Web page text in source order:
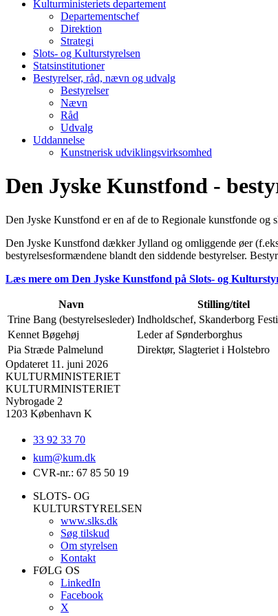
Kulturministeriets departement
Departementschef
Direktion
Strategi
Slots- og Kulturstyrelsen
Statsinstitutioner
Bestyrelser, råd, nævn og udvalg
Bestyrelser
Nævn
Råd
Udvalg
Uddannelse
Kunstnerisk udviklingsvirksomhed
Den Jyske Kunstfond -
Den Jyske Kunstfond er en af de to Regionale kunstfonde
Den Jyske Kunstfond dækker Jylland og omliggende øer
bestyrelsesformændene blandt den siddende bestyrelser.
Læs mere om Den Jyske Kunstfond på Slots- og
Navn Stilling/titel
Trine Bang (bestyrelsesleder) Indholdschef, Skanderborg
Kennet Bøgehøj
Leder af Sønderborghus
Pia Stræde Palmelund
Direktør, Slagteriet i Holstebro
Opdateret 11. juni 2026
KULTURMINISTERIET
KULTURMINISTERIET
Nybrogade 2
1203 København K
33 92 33 70
kum@kum.dk
CVR-nr.: 67 85 50 19
SLOTS- OG
KULTURSTYRELSEN
www.slks.dk
Søg tilskud
Om styrelsen
Kontakt
FØLG OS
LinkedIn
Facebook
X